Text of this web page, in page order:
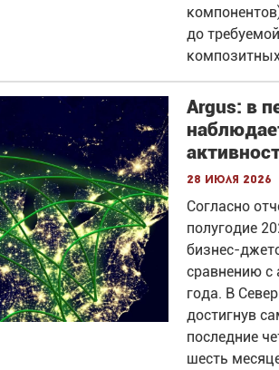
до
Argus: в
28 июля 2026
Согласно
полугодие
бизнес-
сравнению
года. В
достигнув
последние
шесть